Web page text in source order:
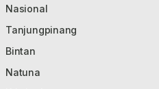
Nasional
Tanjungpinang
Bintan
Natuna